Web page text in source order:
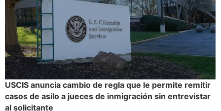
USCIS anuncia cambio de regla que le permite remitir
casos de asilo a jueces de inmigración sin entrevistar
al solicitante